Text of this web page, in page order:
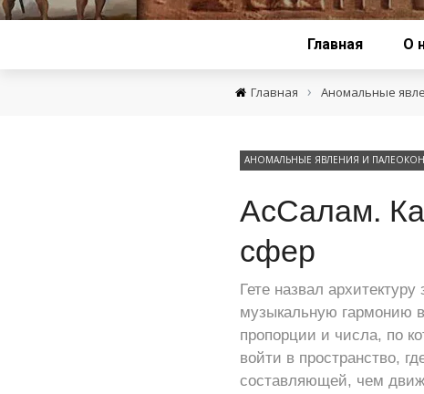
Главная О
Главная › Аномальные
АНОМАЛЬНЫЕ ЯВЛЕНИЯ И
АсСалам.
сфер
Гете назвал
музыкальную гармонию
пропорции и числа, по
войти в пространство,
составляющей, чем